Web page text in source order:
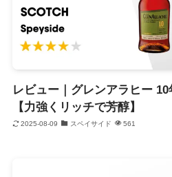
レビュー｜グレンアラヒー
【力強くリッチで芳醇】
2025-08-09 スペイサイド 561